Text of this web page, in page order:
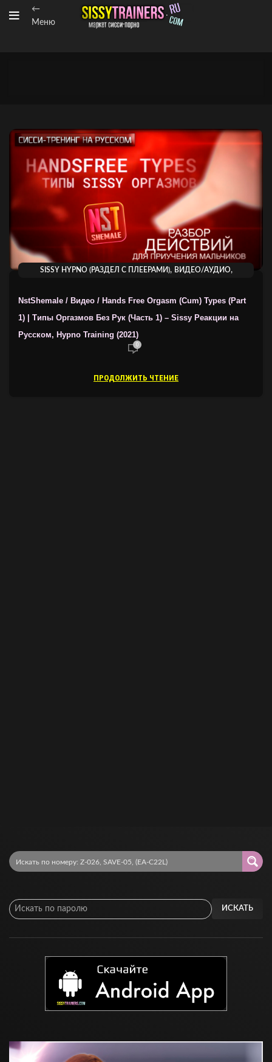
←
Меню
SISSY HYPNO (РАЗДЕЛ С ПЛЕЕРАМИ), ВИДЕО/АУДИО,
NstShemale / Видео / Hands Free Orgasm (Cum) Types (Part
1) | Типы Оргазмов Без Рук (Часть 1) – Sissy Реакции на
Русском, Hypno Training (2021)
0
ПРОДОЛЖИТЬ ЧТЕНИЕ
ИСКАТЬ